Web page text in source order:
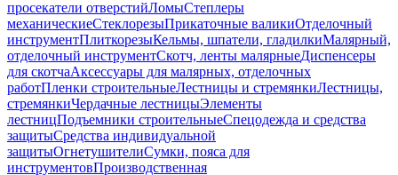
просекатели отверстийЛомыСтеплеры
механическиеСтеклорезыПрикаточные валикиОтделочный
инструментПлиткорезыКельмы, шпатели, гладилкиМалярный,
отделочный инструментСкотч, ленты малярныеДиспенсеры
для скотчаАксессуары для малярных, отделочных
работПленки строительныеЛестницы и стремянкиЛестницы,
стремянкиЧердачные лестницыЭлементы
лестницПодъемники строительныеСпецодежда и средства
защитыСредства индивидуальной
защитыОгнетушителиСумки, пояса для
инструментовПроизводственная